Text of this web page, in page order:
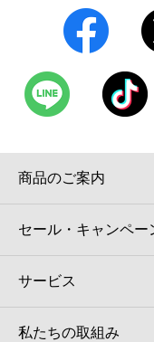
自転車シェアリング（
モバイルバッテリーシ
モバイルWi-Fiバッテ
荷物預かりサービス「
パウダースペース ラブ
ソフトバンクギフト
セブン-イレブンの歴史
商品のご案内
セール・キャンペー
サービス
私たちの取組み